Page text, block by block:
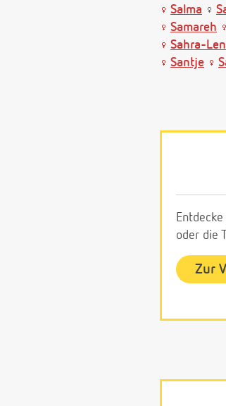
Salma
Samareh
Sahra-
Santje
oder die
Zur